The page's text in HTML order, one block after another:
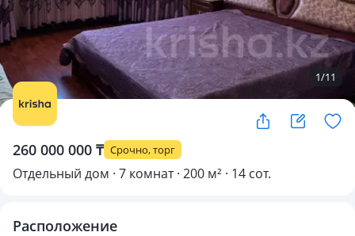
1/11
260 000 000 ₸ Срочно, торг
Отдельный дом · 7 комнат · 200 м² · 14 сот.
Расположение